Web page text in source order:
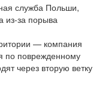
служба Польши,
из-за порыва
— компания
по поврежденному
через вторую ветку